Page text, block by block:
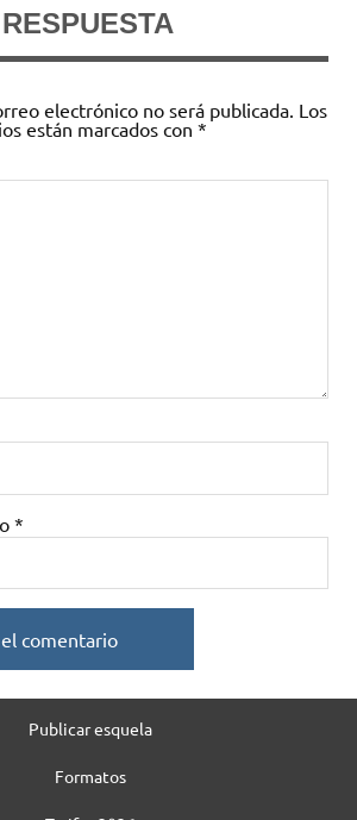
electrónico no será publicada. Los
están marcados con *
*
Publicar esquela
Formatos